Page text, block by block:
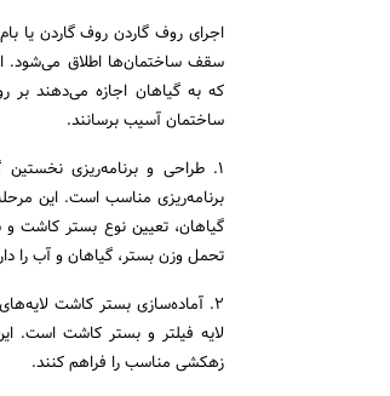
اجرای روف گاردن روف گاردن یا
سقف ساختمان‌ها اطلاق می‌شود.
که به گیاهان اجازه می‌دهند
ساختمان آسیب برسانند.
1. طراحی و برنامه‌ریزی
برنامه‌ریزی مناسب است. این
گیاهان، تعیین نوع بستر کاشت
تحمل وزن بستر، گیاهان و آب را
2. آماده‌سازی بستر کاشت
لایه فیلتر و بستر کاشت است.
زهکشی مناسب را فراهم کنند.